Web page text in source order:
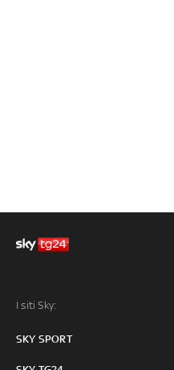
I siti Sky:
SKY SPORT